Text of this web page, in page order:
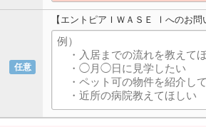
任意
【エントピアＩＷＡＳＥ Ⅰへのお問